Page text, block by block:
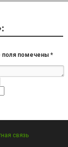
поля помечены *
связь